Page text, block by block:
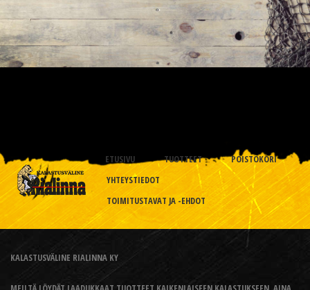
ETUSIVU TUOTTEET
POISTOKORI
YHTEYSTIEDOT
TOIMITUSTAVAT JA -EHDOT
KALASTUSVÄLINE RIALINNA KY